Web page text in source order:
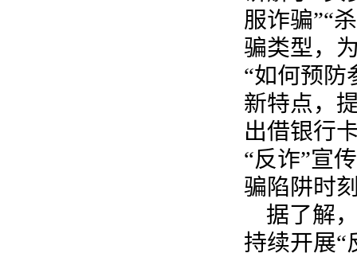
服诈骗”“
骗类型，
“如何预防
新特点，
出借银行
“反诈”宣
骗陷阱时
据了解
持续开展“